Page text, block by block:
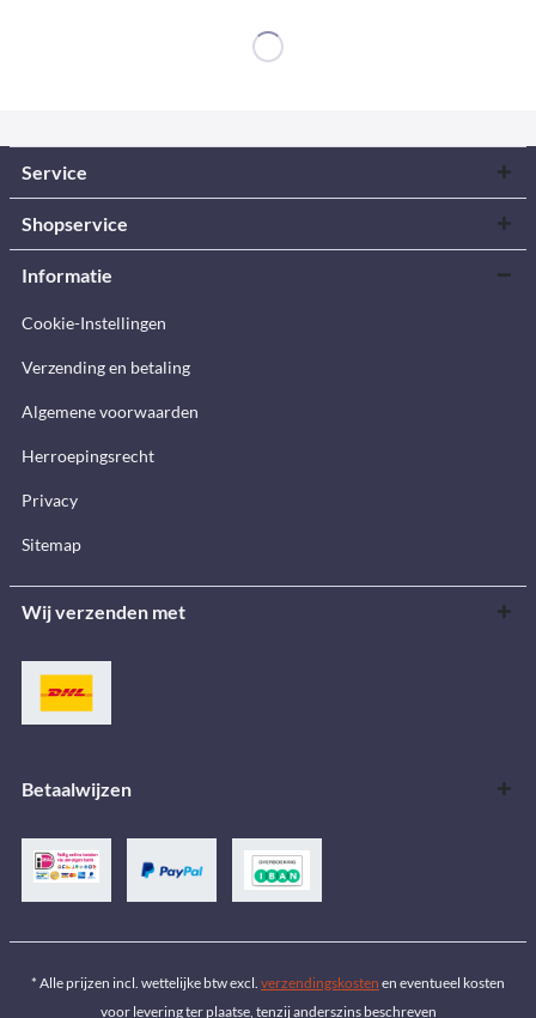
Service
Shopservice
Informatie
Cookie-Instellingen
Verzending en betaling
Algemene voorwaarden
Herroepingsrecht
Privacy
Sitemap
Wij verzenden met
Betaalwijzen
* Alle prijzen incl. wettelijke btw excl. verzendingskosten en eventueel kosten
voor levering ter plaatse, tenzij anderszins beschreven